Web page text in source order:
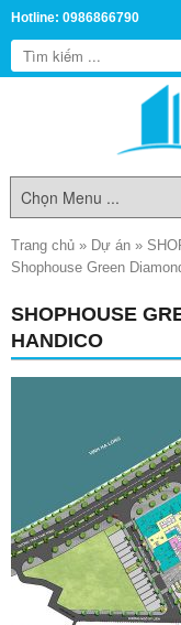
Hotline: 0986866790
Trang chủ » Dự án »
Shophouse Green
SHOPHOUSE
HANDICO